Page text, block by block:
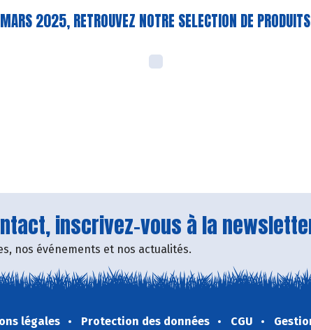
2025, RETROUVEZ NOTRE SELECTION DE
inscrivez-vous à la
nos événements et nos actualités.
légales Protection des données CGU